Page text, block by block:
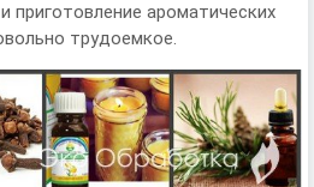
приготовление ароматических
трудоемкое.